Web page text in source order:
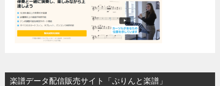
楽譜データ配信販売サイト「ぷりんと楽譜」